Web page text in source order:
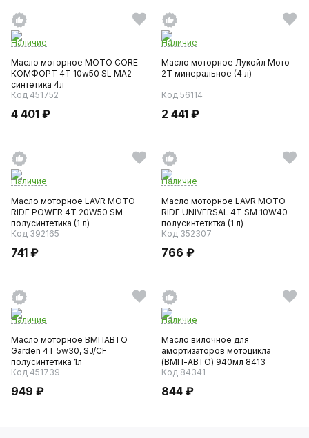
Наличие
Масло моторное MOTO CORE
КОМФОРТ 4Т 10w50 SL МА2
синтетика 4л
Код 451752
4 401 ₽
Наличие
Масло моторное Лукойл Мото
2Т минеральное (4 л)
Код 56114
2 441 ₽
Наличие
Масло моторное LAVR MOTO
RIDE POWER 4T 20W50 SM
полусинтетика (1 л)
Код 392165
741 ₽
Наличие
Масло моторное LAVR MOTO
RIDE UNIVERSAL 4T SM 10W40
полусинтетитка (1 л)
Код 352307
766 ₽
Наличие
Масло моторное ВМПАВТО
Garden 4Т 5w30, SJ/CF
полусинтетика 1л
Код 451739
949 ₽
Наличие
Масло вилочное для
амортизаторов мотоцикла
(ВМП-АВТО) 940мл 8413
Код 84341
844 ₽